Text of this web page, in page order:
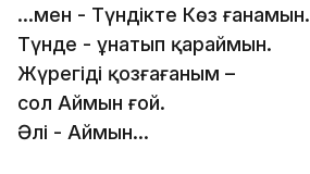
...мен - Түндікте Көз ғанамын.
Түнде - ұнатып қараймын.
Жүрегіңді қозғағаным –
сол Аймын ғой.
Әлі - Аймын...